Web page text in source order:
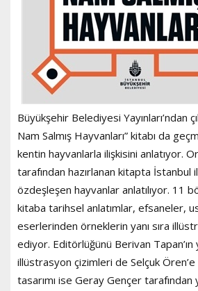
Büyükşehir Belediyesi Yayınları’ndan
Nam Salmış Hayvanları” kitabı da
kentin hayvanlarla ilişkisini anlatıyor.
tarafından hazırlanan kitapta İstanbul
özdeşleşen hayvanlar anlatılıyor. 11
kitaba tarihsel anlatımlar, efsaneler,
eserlerinden örneklerin yanı sıra
ediyor. Editörlüğünü Berivan Tapan’ın
illüstrasyon çizimleri de Selçuk
tasarımı ise Geray Gençer tarafından